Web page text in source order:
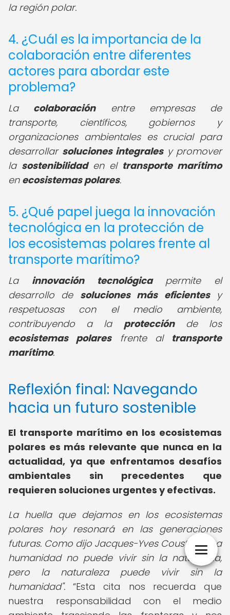
la región polar.
4. ¿Cuál es la importancia de la
colaboración entre diferentes
actores para abordar este
problema?
La colaboraciónentre empresas de
transporte, científicos, gobiernos y
organizaciones ambientales es crucial para
desarrollar soluciones integralesy promover
la sostenibilidaden el transporte marítimo
en ecosistemas polares.
5. ¿Qué papel juega la innovación
tecnológica en la protección de
los ecosistemas polares frente al
transporte marítimo?
La innovación tecnológicapermite el
desarrollo de soluciones más eficientesy
respetuosas con el medio ambiente,
contribuyendo a la protecciónde los
ecosistemas polaresfrente al transporte
marítimo.
Reflexión final: Navegando
hacia un futuro sostenible
El transporte marítimo en los ecosistemas
polares es más relevante que nunca en la
actualidad, ya que enfrentamos desafíos
ambientales sin precedentes que
requieren soluciones urgentes y efectivas.
La huella que dejamos en los ecosistemas
polares hoy resonará en las generaciones
futuras. Como dijo Jacques-Yves Cousteau, "La
humanidad no puede vivir sin la naturaleza,
pero la naturaleza puede vivir sin la
humanidad".
Esta cita nos recuerda que
nuestra responsabilidad con el medio